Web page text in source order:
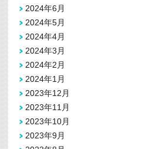
2024年6月
2024年5月
2024年4月
2024年3月
2024年2月
2024年1月
2023年12月
2023年11月
2023年10月
2023年9月